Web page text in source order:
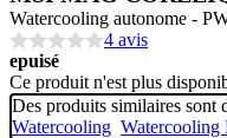
Watercooling autonome -
4 avis
epuisé
Ce produit n'est plus
Des produits similaires sont
Watercooling Watercooling